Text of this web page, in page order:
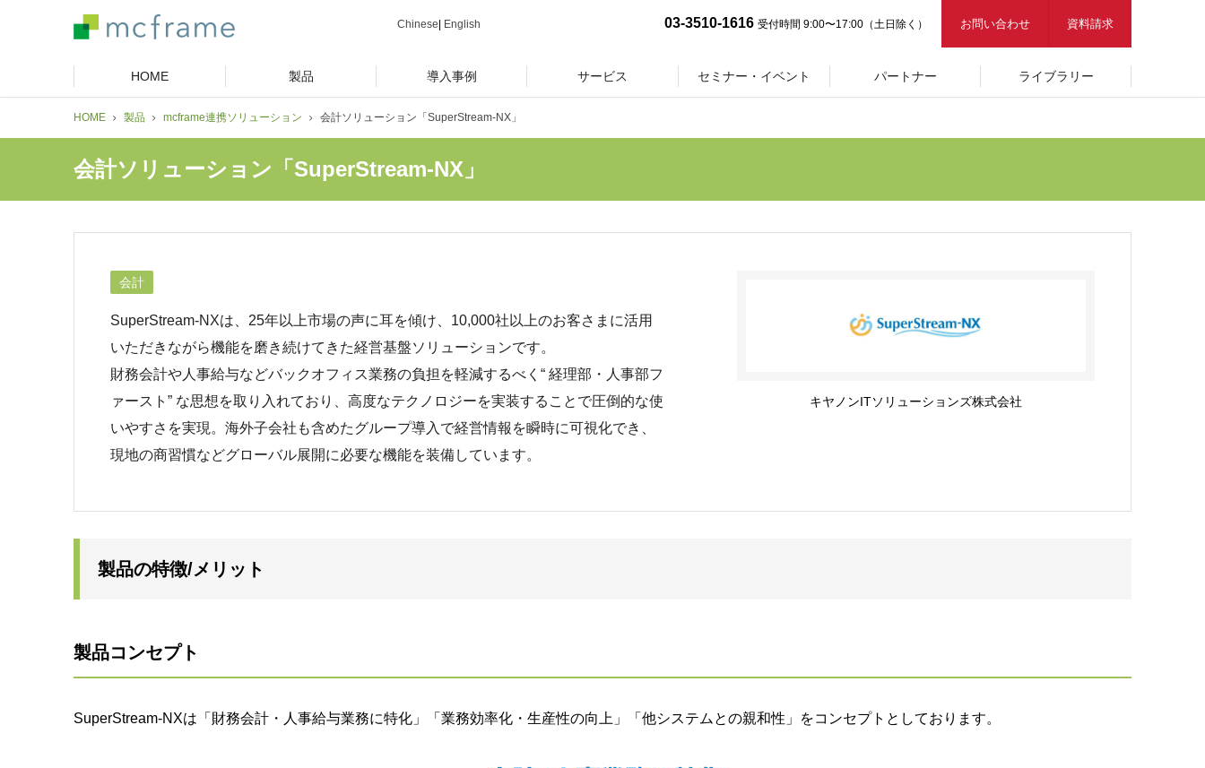
Chinese English 03-3510-1616 受付時間 9:00〜17:00（土日除く） お問い合わせ 資料請求
HOME 製品 導入事例 サービス セミナー・イベント パートナー ライブラリー
HOME 製品 mcframe連携ソリューション 会計ソリューション「SuperStream-NX」
会計ソリューション「SuperStream-NX」
キヤノンITソリューションズ株式会社
会計
SuperStream-NXは、25年以上市場の声に耳を傾け、10,000社以上のお客さまに活用
いただきながら機能を磨き続けてきた経営基盤ソリューションです。
財務会計や人事給与などバックオフィス業務の負担を軽減するべく“ 経理部・人事部フ
ァースト” な思想を取り入れており、高度なテクノロジーを実装することで圧倒的な使
いやすさを実現。海外子会社も含めたグループ導入で経営情報を瞬時に可視化でき、
現地の商習慣などグローバル展開に必要な機能を装備しています。
製品の特徴/メリット
製品コンセプト
SuperStream-NXは「財務会計・人事給与業務に特化」「業務効率化・生産性の向上」「他システムとの親和性」をコンセプトとしております。